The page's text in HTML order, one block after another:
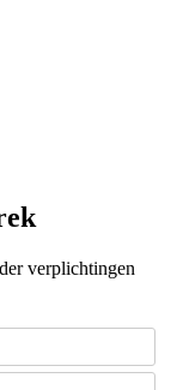
verplichtingen